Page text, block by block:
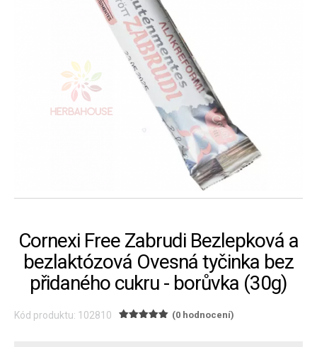
Cornexi Free Zabrudi Bezlepková a
bezlaktózová Ovesná tyčinka bez
přidaného cukru - borůvka (30g)
Kód produktu: 102810 (0 hodnocení)